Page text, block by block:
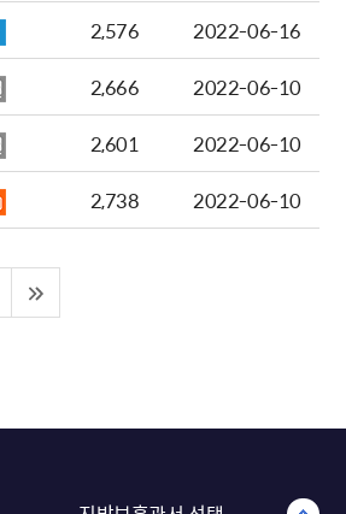
2,576
2022-06-16
2,666
2022-06-10
2,601
2022-06-10
2,738
2022-06-10